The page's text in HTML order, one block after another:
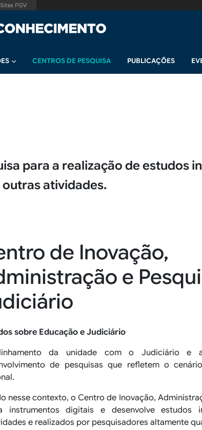
CENTROS DE PESQUISA PUBLICAÇÕES
para a realização de estudos
atividades.
de Inovação,
e
sobre Educação e Judiciário
da unidade com o Judiciário e
de pesquisas que refletem o
nesse contexto, o Centro de Inovação,
instrumentos digitais e desenvolve estudos
e realizados por pesquisadores altamente